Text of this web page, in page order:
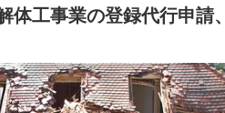
体工事業の登録代行申請